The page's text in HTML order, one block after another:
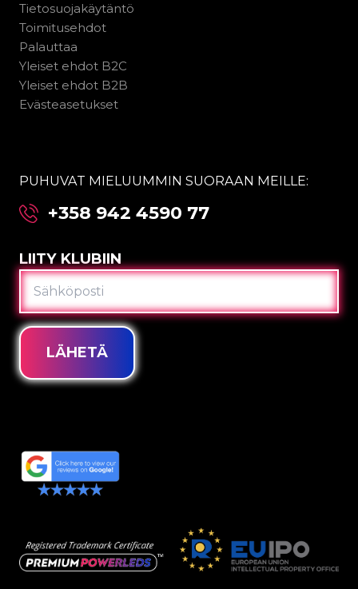
Tietosuojakäytäntö
Toimitusehdot
Palauttaa
Yleiset ehdot B2C
Yleiset ehdot B2B
Evästeasetukset
PUHUVAT MIELUUMMIN SUORAAN MEILLE:
+358 942 4590 77
LIITY KLUBIIN
SÄHKÖPOSTI
LÄHETÄ